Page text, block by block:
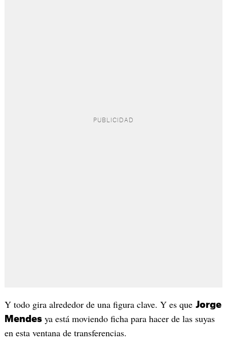
Y todo gira alrededor de una figura clave. Y es que Jorge
Mendesya está moviendo ficha para hacer de las suyas
en esta ventana de transferencias.